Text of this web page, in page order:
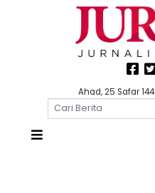
Ahad, 25 Safar